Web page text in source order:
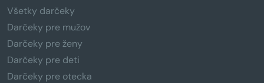
Všetky darčeky
Darčeky pre mužov
Darčeky pre ženy
Darčeky pre deti
Darčeky pre otecka